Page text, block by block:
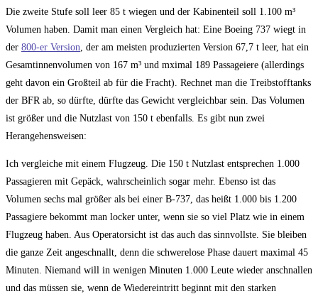
Die zweite Stufe soll leer 85 t wiegen und der Kabinenteil soll 1.100 m³
Volumen haben. Damit man einen Vergleich hat: Eine Boeing 737 wiegt in
der 800-er Version , der am meisten produzierten Version 67,7 t leer, hat ein
Gesamtinnenvolumen von 167 m³ und mximal 189 Passageiere (allerdings
geht davon ein Großteil ab für die Fracht). Rechnet man die Treibstofftanks
der BFR ab, so dürfte, dürfte das Gewicht vergleichbar sein. Das Volumen
ist größer und die Nutzlast von 150 t ebenfalls. Es gibt nun zwei
Herangehensweisen:
Ich vergleiche mit einem Flugzeug. Die 150 t Nutzlast entsprechen 1.000
Passagieren mit Gepäck, wahrscheinlich sogar mehr. Ebenso ist das
Volumen sechs mal größer als bei einer B-737, das heißt 1.000 bis 1.200
Passagiere bekommt man locker unter, wenn sie so viel Platz wie in einem
Flugzeug haben. Aus Operatorsicht ist das auch das sinnvollste. Sie bleiben
die ganze Zeit angeschnallt, denn die schwerelose Phase dauert maximal 45
Minuten. Niemand will in wenigen Minuten 1.000 Leute wieder anschnallen
und das müssen sie, wenn de Wiedereintritt beginnt mit den starken